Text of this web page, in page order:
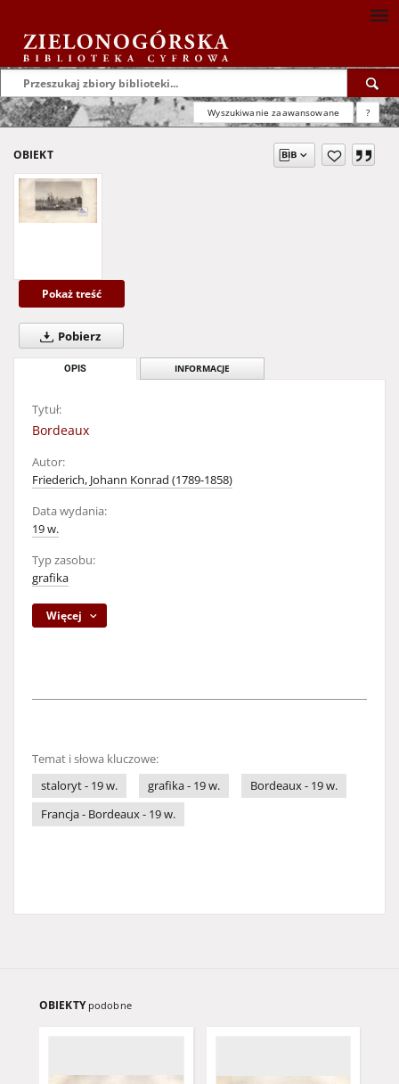
Wyszukiwanie zaawansowane ?
OBIEKT
Pokaż treść
Pobierz
OPIS INFORMACJE
Tytuł:
Bordeaux
Autor:
Friederich, Johann Konrad (1789-1858)
Data wydania:
19 w.
Typ zasobu:
grafika
Więcej
Temat i słowa kluczowe:
staloryt - 19 w.
grafika - 19 w.
Bordeaux - 19 w.
Francja - Bordeaux - 19 w.
OBIEKTY podobne